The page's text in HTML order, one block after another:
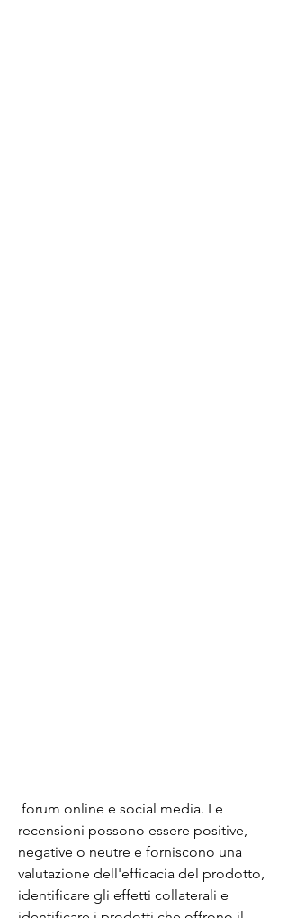
recensioni possono essere positive,
negative o neutre e forniscono una
valutazione dell'efficacia del prodotto,
identificare gli effetti collaterali e